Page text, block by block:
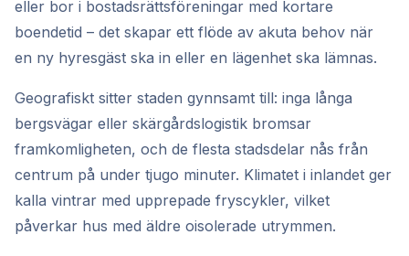
eller bor i bostadsrättsföreningar med kortare
boendetid – det skapar ett flöde av akuta behov när
en ny hyresgäst ska in eller en lägenhet ska lämnas.
Geografiskt sitter staden gynnsamt till: inga långa
bergsvägar eller skärgårdslogistik bromsar
framkomligheten, och de flesta stadsdelar nås från
centrum på under tjugo minuter. Klimatet i inlandet ger
kalla vintrar med upprepade fryscykler, vilket
påverkar hus med äldre oisolerade utrymmen.